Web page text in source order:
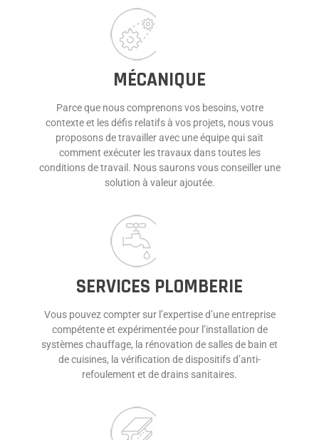
MÉCANIQUE
Parce que nous comprenons vos besoins, votre
contexte et les défis relatifs à vos projets, nous vous
proposons de travailler avec une équipe qui sait
comment exécuter les travaux dans toutes les
conditions de travail. Nous saurons vous conseiller une
solution à valeur ajoutée.
SERVICES PLOMBERIE
Vous pouvez compter sur l’expertise d’une entreprise
compétente et expérimentée pour l’installation de
systèmes chauffage, la rénovation de salles de bain et
de cuisines, la vérification de dispositifs d’anti-
refoulement et de drains sanitaires.